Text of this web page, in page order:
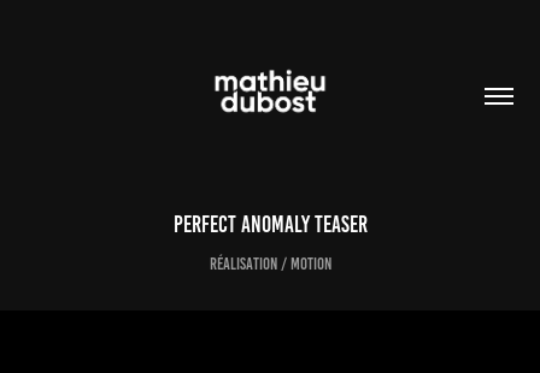
Perfect Anomaly TEASER
Réalisation / motion